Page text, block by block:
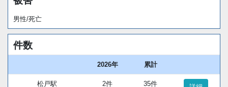
男性/死亡
件数
2026年 累計
松戸駅
2件
35件